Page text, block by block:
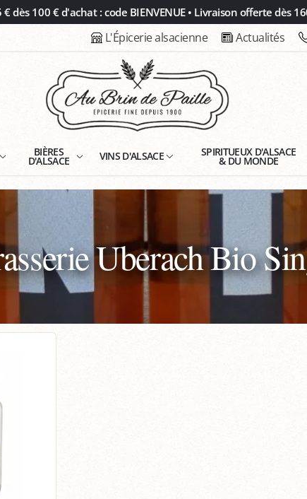
dès 100 € d'achat : code BIENVENUE • Livraison offerte dès
L'Épicerie alsacienne Actualités
BIÈRES
D'ALSACE VINS D'ALSACE SPIRITUEUX D'ALSACE
& DU MONDE
Uberach Bio